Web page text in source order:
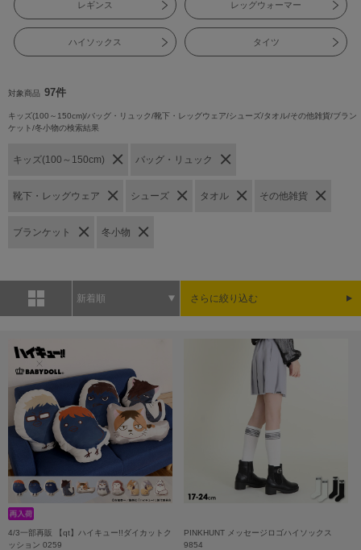
レギンス レッグウォーマー
ハイソックス タイツ
対象商品 97件
キッズ(100～150cm)/バッグ・リュック/靴下・レッグウェア/シューズ/タオル/その他雑貨/ブラン
ケット/冬小物の検索結果
キッズ(100～150cm) バッグ・リュック
靴下・レッグウェア シューズ タオル その他雑貨
ブランケット 冬小物
新着順 さらに絞り込む
4/3一部再販 【qt】ハイキュー!!ダイカットク
ッション 0259
PINKHUNT メッセージロゴハイソックス
9854